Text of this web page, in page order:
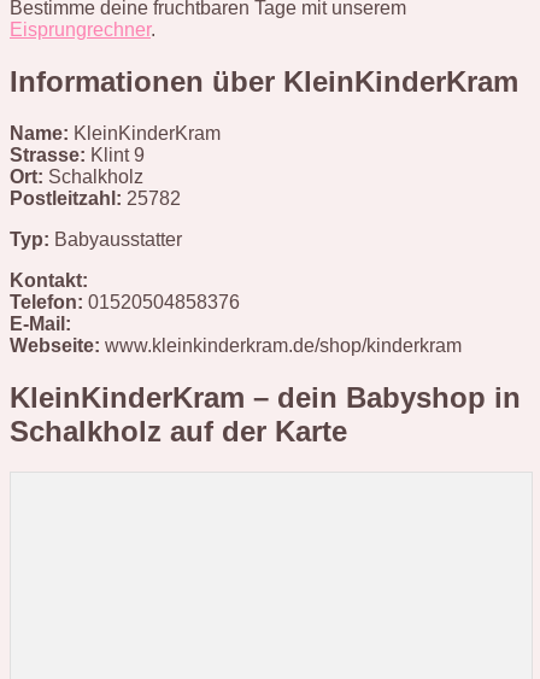
Bestimme deine fruchtbaren Tage mit unserem
Eisprungrechner.
Informationen über KleinKinderKram
Name: KleinKinderKram
Strasse: Klint 9
Ort: Schalkholz
Postleitzahl: 25782
Typ: Babyausstatter
Kontakt:
Telefon: 01520504858376
E-Mail:
Webseite: www.kleinkinderkram.de/shop/kinderkram
KleinKinderKram – dein Babyshop in
Schalkholz auf der Karte